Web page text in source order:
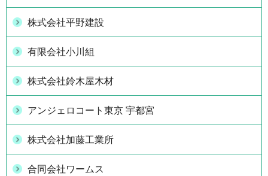
株式会社平野建設
有限会社小川組
株式会社鈴木屋木材
アンジェロコート東京 宇都宮
株式会社加藤工業所
合同会社ワームス